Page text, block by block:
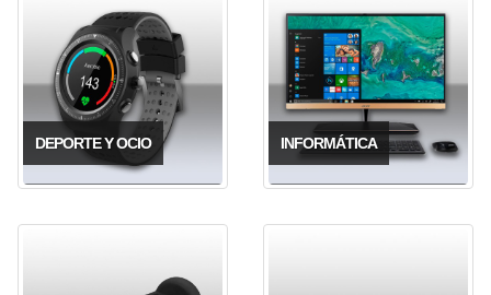
DEPORTE Y OCIO INFORMÁTICA